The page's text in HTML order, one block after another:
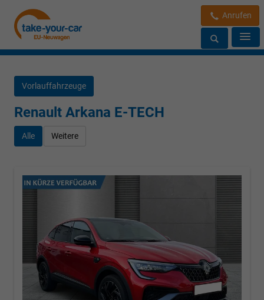
Anrufen
Vorlauffahrzeuge
Renault Arkana E-TECH
Alle Weitere